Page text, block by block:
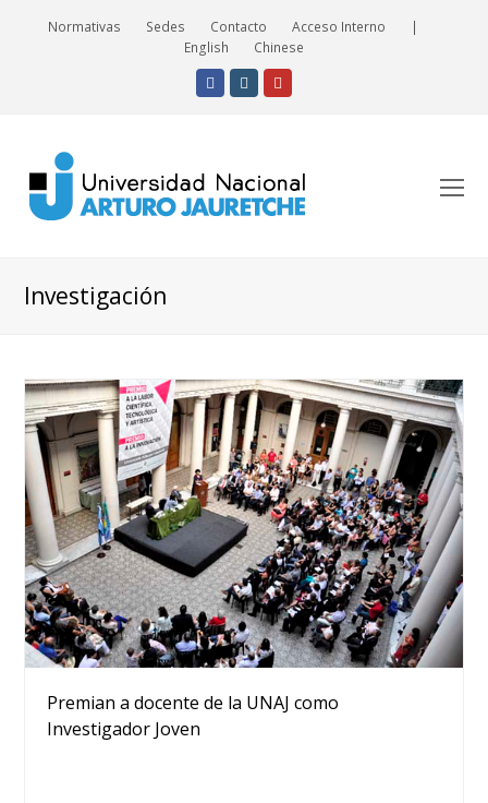
Normativas Sedes Contacto Acceso Interno
|
English
Chinese
FacebookInstagram
Investigación
Premian a docente de la UNAJ como
Investigador Joven